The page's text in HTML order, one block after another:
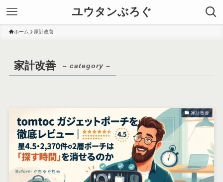
ユウタンぶろぐ
ホーム 家計改善
家計改善 – category –
家計改善